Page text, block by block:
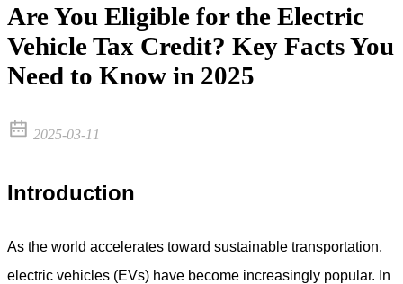
Are You Eligible for the Electric
Vehicle Tax Credit? Key Facts You
Need to Know in 2025
2025-03-11
Introduction
As the world accelerates toward sustainable transportation,
electric vehicles (EVs) have become increasingly popular. In